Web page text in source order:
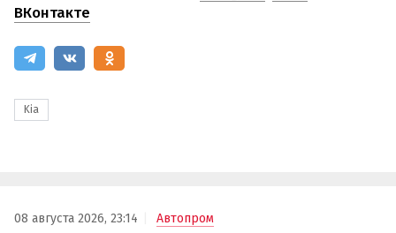
ВКонтакте
Kia
08 августа 2026, 23:14 Автопром